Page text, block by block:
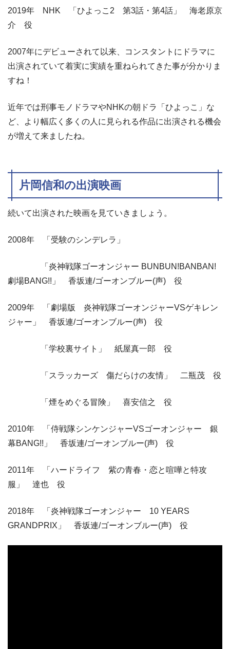
2019年 NHK 「ひよっこ2 第3話・第4話」 海老原京
介 役
2007年にデビューされて以来、コンスタントにドラマに
出演されていて着実に実績を重ねられてきた事が分かりま
すね！
近年では刑事モノドラマやNHKの朝ドラ「ひよっこ」な
ど、より幅広く多くの人に見られる作品に出演される機会
が増えて来ましたね。
片岡信和の出演映画
続いて出演された映画を見ていきましょう。
2008年 「受験のシンデレラ」
「炎神戦隊ゴーオンジャー BUNBUN!BANBAN!
劇場BANG!!」 香坂連/ゴーオンブルー(声) 役
2009年 「劇場版 炎神戦隊ゴーオンジャーVSゲキレン
ジャー」 香坂連/ゴーオンブルー(声) 役
「学校裏サイト」 紙屋真一郎 役
「スラッカーズ 傷だらけの友情」 二瓶茂 役
「煙をめぐる冒険」 喜安信之 役
2010年 「侍戦隊シンケンジャーVSゴーオンジャー 銀
幕BANG!!」 香坂連/ゴーオンブルー(声) 役
2011年 「ハードライフ 紫の青春・恋と喧嘩と特攻
服」 達也 役
2018年 「炎神戦隊ゴーオンジャー 10 YEARS
GRANDPRIX」 香坂連/ゴーオンブルー(声) 役